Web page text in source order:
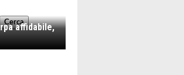
Cercaaffidabile,